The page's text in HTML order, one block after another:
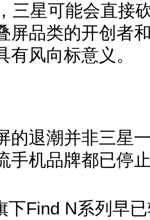
三星可能会直接
屏品类的开创者
有风向标意义。
的退潮并非三星
手机品牌都已停
下Find N系列早